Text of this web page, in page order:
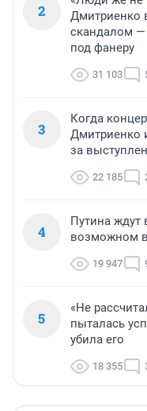
2
Дмитриенко
скандалом —
под фанеру
31 103
3
Когда
Дмитриенко
за
22 185
4
Путина ждут
возможном
19 947
5
«Не
пыталась
убила его
18 355